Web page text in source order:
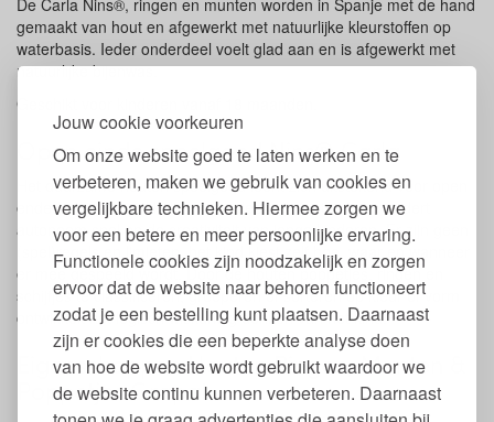
Jouw cookie voorkeuren
Om onze website goed te laten werken en te
verbeteren, maken we gebruik van cookies en
vergelijkbare technieken. Hiermee zorgen we
voor een betere en meer persoonlijke ervaring.
Functionele cookies zijn noodzakelijk en zorgen
ervoor dat de website naar behoren functioneert
zodat je een bestelling kunt plaatsen. Daarnaast
zijn er cookies die een beperkte analyse doen
van hoe de website wordt gebruikt waardoor we
de website continu kunnen verbeteren. Daarnaast
De Carla Nins®, ringen en munten worden in Spanje met de hand
gemaakt van hout en afgewerkt met natuurlijke kleurstoffen op
waterbasis. Ieder onderdeel voelt glad aan en is afgewerkt met
natuurlijke bijenwas.
Geschikt voor kinderen vanaf 18 maanden.
Open einde speelgoed Nins® Carla
Het duurzame houten speelgoed leent zich uitstekend voor open
ended play, het prikkelt en stimuleert de fantasie, bevordert
autonoom spel en de creativiteit van jonge kinderen. Er zijn geen
(spel)regels en limieten, het kind kiest zelf hoe, waar en wanneer
er mee gespeeld wordt. Door de houten poppetjes, ringen en
schijfjes te classificeren, groeperen of sorteren op kleur of vorm
ontwikkelt het logisch wiskundig denken van het kind.
Eigenschappen Houten Ringen, Munten &
Poppetjes Grapat